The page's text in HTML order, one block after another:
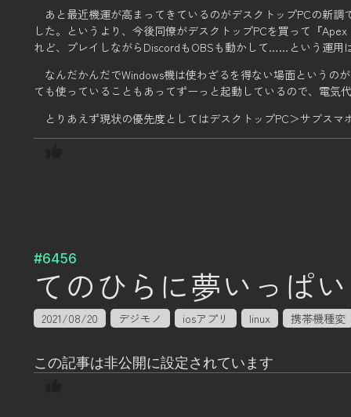
あと最近機運が高まってきているのがデスクトップPCの新調
した。 というより、今後同僚がデスクトップPCを買って『
れど、プレイしながらDiscordもOBSも動かして……という運用
なんだかんだでWindows機は使わざるを得ない場面というの
ても使っていることもあってずーっと起動しているので、 電気
とりあえず現状の優先度としてはデスクトップPC＞サブス
#6456
てのひらに夢いっぱい
2021/08/20 デジモノ iosアプリ linux 携帯機種変
この記事は非公開に設定されています